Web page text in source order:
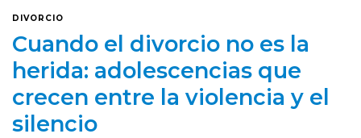
DIVORCIO
Cuando el divorcio no es la
herida: adolescencias que
crecen entre la violencia y el
silencio